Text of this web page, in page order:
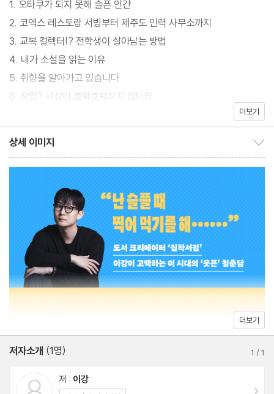
력’이라는 강력한 무기가 되는 세상이다. 한편, ‘오타쿠’라고 불리는
특정 영역의 마니아들에게 쏟아지는 찬양은 곧 그렇지 않은 사람들
을 시시하고 매력 없는 사람으로 보이게 만들기도 한다. 하지만 세상
에는 확실하고 선명한 색을 가진 사람보다 어중간하고 옅은 색을 가
진 사람들이 더 많다. 인스타그램을 비롯한 다양한 채널에서 ‘집착서
점’이란 이름으로 도서를 소개하는 저자는 이 책을 통해 유쾌한 반기
를 든다. 이것저것 찍어 먹어보기만 해도 멋진 삶 아니냐고!
1. 오타쿠가 되지 못해 슬픈 인간
2. 코엑스 레스토랑 서빙부터 제주도 인력 사무소까지
3. 교복 컬렉터!? 전학생이 살아남는 방법
4. 내가 소설을 읽는 이유
5. 취향을 알아가고 있습니다
6. 창업? 세상이 호락호락하지 않더라
9. 오늘은 수영 가고, 내일은 크로스핏 갑니다
10. 나의 첫 자취방, 1118호
11. N번째 포기, N+1번째 시작
더보기
상세 이미지
더보기
저자소개 (1명) 1 /1
저 : 이강